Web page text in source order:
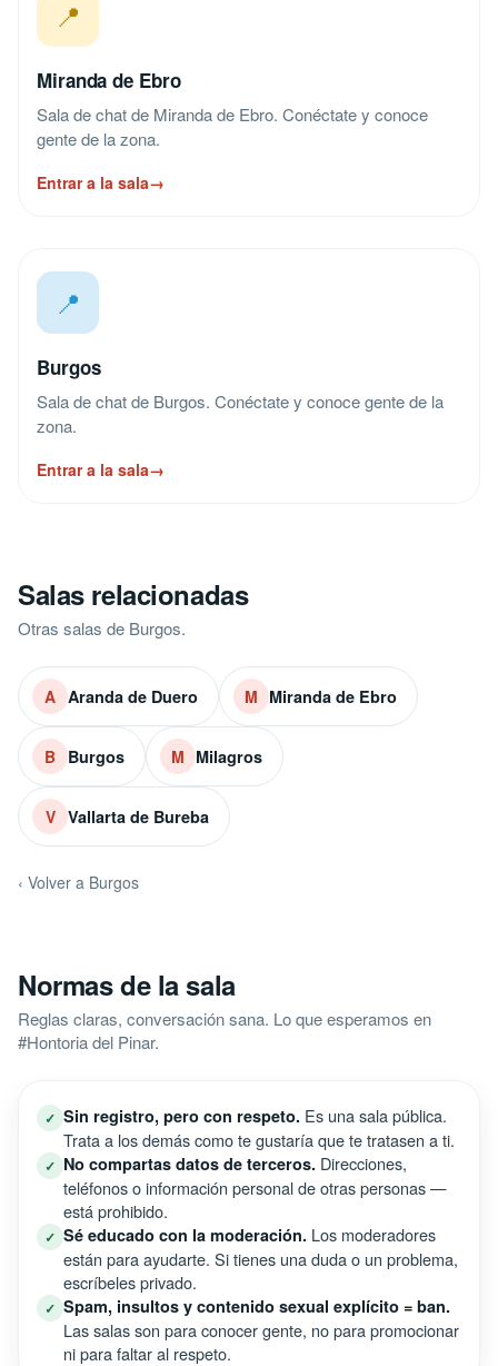
📍
Miranda de Ebro
Sala de chat de Miranda de Ebro. Conéctate y conoce
gente de la zona.
Entrar a la sala→
📍
Burgos
Sala de chat de Burgos. Conéctate y conoce gente de la
zona.
Entrar a la sala→
Salas relacionadas
Otras salas de Burgos.
A Aranda de Duero M Miranda de Ebro
B Burgos M Milagros
V Vallarta de Bureba
‹ Volver a Burgos
Normas de la sala
Reglas claras, conversación sana. Lo que esperamos en
#Hontoria del Pinar.
✓ Sin registro, pero con respeto. Es una sala pública.
Trata a los demás como te gustaría que te tratasen a ti.
✓ No compartas datos de terceros. Direcciones,
teléfonos o información personal de otras personas —
está prohibido.
✓ Sé educado con la moderación. Los moderadores
están para ayudarte. Si tienes una duda o un problema,
escríbeles privado.
✓ Spam, insultos y contenido sexual explícito = ban.
Las salas son para conocer gente, no para promocionar
ni para faltar al respeto.